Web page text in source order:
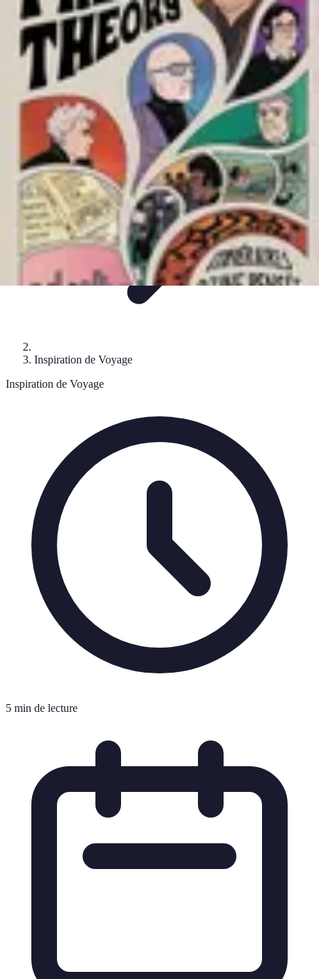
Itinéraires Insolites
Road TripTransportDestinations Randonnée Tendances
Itinéraires Insolites
Inspiration de Voyage
Inspiration de Voyage
5 min de lecture